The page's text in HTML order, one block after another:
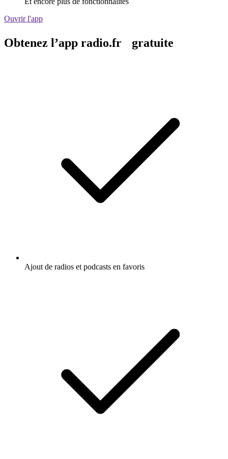
Ouvrir l'app
Obtenez l’app radio.fr gratuite
Ajout de radios et podcasts en favoris